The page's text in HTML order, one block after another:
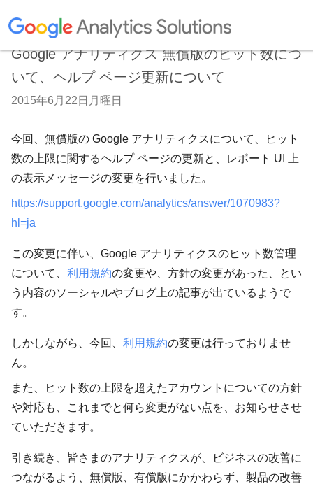
Google アナリティクス 無償版のヒット数につ
いて、ヘルプ ページ更新について
2015年6月22日月曜日
今回、無償版の Google アナリティクスについて、ヒット
数の上限に関するヘルプ ページの更新と、レポート UI 上
の表示メッセージの変更を行いました。
https://support.google.com/analytics/answer/1070983?
hl=ja
この変更に伴い、Google アナリティクスのヒット数管理
について、 利用規約の変更や、方針の変更があった、とい
う内容のソーシャルやブログ上の記事が出ているようで
す。
しかしながら、今回、 利用規約の変更は行っておりませ
ん。
また、ヒット数の上限を超えたアカウントについての方針
や対応も、これまでと何ら変更がない点を、お知らせさせ
ていただきます。
引き続き、皆さまのアナリティクスが、ビジネスの改善に
つながるよう、無償版、有償版にかかわらず、製品の改善